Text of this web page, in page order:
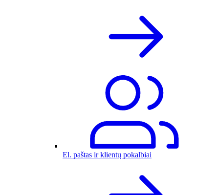
El. paštas ir klientų pokalbiai